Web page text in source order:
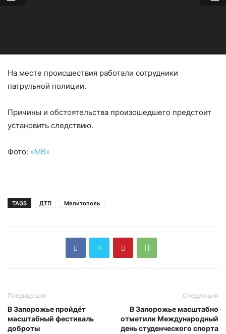
На месте происшествия работали сотрудники
патрульной полиции.
Причины и обстоятельства произошедшего предстоит
установить следствию.
Фото: «МВ»
TAGS ДТП Мелитополь
Предыдущий
В Запорожье пройдёт
масштабный фестиваль
доброты
Следующий
В Запорожье масштабно
отметили Международный
день студенческого спорта